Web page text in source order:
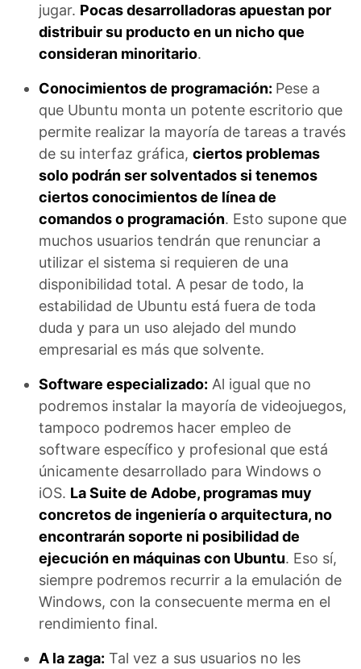
jugar. Pocas desarrolladoras apuestan por
distribuir su producto en un nicho que
consideran minoritario.
Conocimientos de programación: Pese a
que Ubuntu monta un potente escritorio que
permite realizar la mayoría de tareas a través
de su interfaz gráfica, ciertos problemas
solo podrán ser solventados si tenemos
ciertos conocimientos de línea de
comandos o programación. Esto supone que
muchos usuarios tendrán que renunciar a
utilizar el sistema si requieren de una
disponibilidad total. A pesar de todo, la
estabilidad de Ubuntu está fuera de toda
duda y para un uso alejado del mundo
empresarial es más que solvente.
Software especializado: Al igual que no
podremos instalar la mayoría de videojuegos,
tampoco podremos hacer empleo de
software específico y profesional que está
únicamente desarrollado para Windows o
iOS. La Suite de Adobe, programas muy
concretos de ingeniería o arquitectura, no
encontrarán soporte ni posibilidad de
ejecución en máquinas con Ubuntu. Eso sí,
siempre podremos recurrir a la emulación de
Windows, con la consecuente merma en el
rendimiento final.
A la zaga: Tal vez a sus usuarios no les